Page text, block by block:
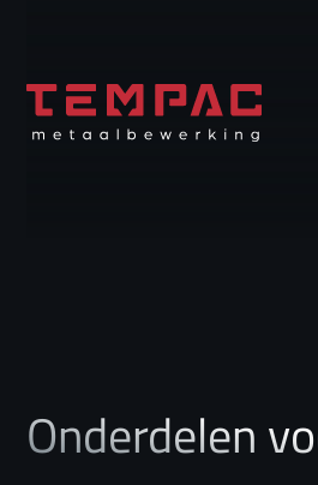
Onderdelen